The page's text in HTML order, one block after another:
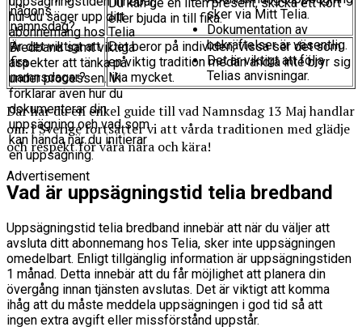
någons
namnsdag?
eller bjuda in till fika.
Är det viktigt att
fira
namnsdagar?
Det beror på individen; vissa ser det som
en viktig tradition medan andra inte bryr sig
lika mycket.
Där har du en enkel guide till vad Namnsdag 13 Maj handlar
om. I Sverige fortsätter vi att vårda traditionen med glädje
och respekt för våra nära och kära!
Advertisement
hur du säger upp ditt
abonnemang hos Telia
Bredband samt viktiga
aspekter att tänka på
under processen. Vi
förklarar även hur du
dokumenterar din
uppsägning och vad som
kan hända när du initierar
en uppsägning.
sker via Mitt Telia.
Dokumentation av
bekräftelser är väsentlig.
Det är viktigt att följa
Telias anvisningar.
Vad är uppsägningstid telia bredband
Uppsägningstid telia bredband innebär att när du väljer att
avsluta ditt abonnemang hos Telia, sker inte uppsägningen
omedelbart. Enligt tillgänglig information är uppsägningstiden
1 månad. Detta innebär att du får möjlighet att planera din
övergång innan tjänsten avslutas. Det är viktigt att komma
ihåg att du måste meddela uppsägningen i god tid så att
ingen extra avgift eller missförstånd uppstår.